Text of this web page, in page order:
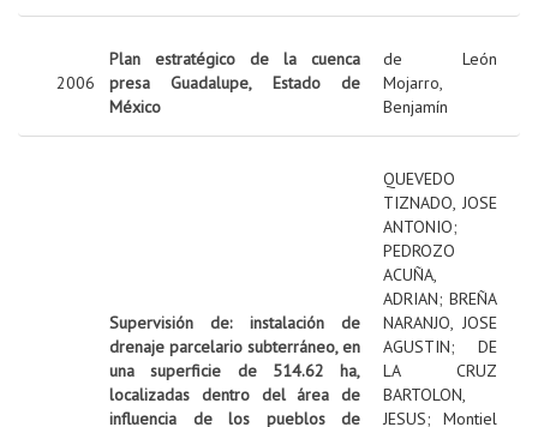
2006
Plan estratégico de la cuenca
presa Guadalupe, Estado de
México
de León
Mojarro,
Benjamín
Supervisión de: instalación de
drenaje parcelario subterráneo, en
una superficie de 514.62 ha,
localizadas dentro del área de
influencia de los pueblos de
QUEVEDO
TIZNADO, JOSE
ANTONIO;
PEDROZO
ACUÑA,
ADRIAN; BREÑA
NARANJO, JOSE
AGUSTIN; DE
LA CRUZ
BARTOLON,
JESUS; Montiel